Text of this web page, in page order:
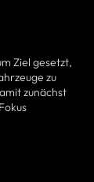
Ziel gesetzt,
zu
zunächst